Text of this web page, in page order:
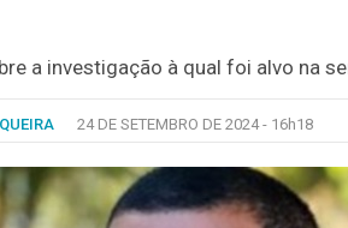
a investigação à qual foi alvo na
24 DE SETEMBRO DE 2024 - 16h18